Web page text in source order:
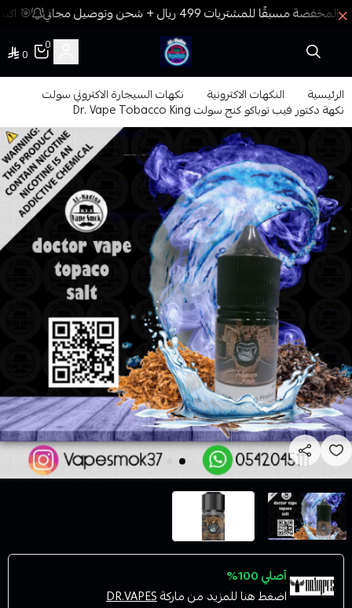
🎯
فيب المدينة
0
0
الرئيسية النكهات الاكترونية نكهات السيجارة الاكتروني سولت
نكهة دكتور فيب توباكو كنج سولت Dr. Vape Tobacco King
أصلي 100%
اضغط هنا للمزيد من ماركةDR.VAPES